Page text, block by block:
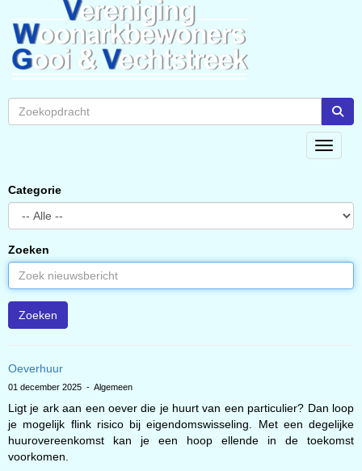
Toggle
Categorie
Zoeken
Zoeken
Oeverhuur
01 december 2025 - Algemeen
Ligt je ark aan een oever die je huurt van een particulier? Dan loop
je mogelijk flink risico bij eigendomswisseling. Met een degelijke
huurovereenkomst kan je een hoop ellende in de toekomst
voorkomen.